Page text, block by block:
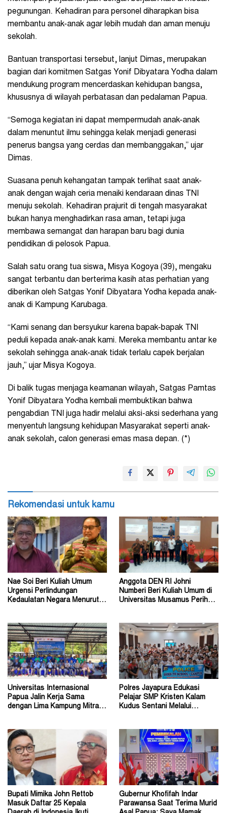
pegunungan. Kehadiran para personel diharapkan bisa
membantu anak-anak agar lebih mudah dan aman menuju
sekolah.
Bantuan transportasi tersebut, lanjut Dimas, merupakan
bagian dari komitmen Satgas Yonif Dibyatara Yodha dalam
mendukung program mencerdaskan kehidupan bangsa,
khususnya di wilayah perbatasan dan pedalaman Papua.
“Semoga kegiatan ini dapat mempermudah anak-anak
dalam menuntut ilmu sehingga kelak menjadi generasi
penerus bangsa yang cerdas dan membanggakan,” ujar
Dimas.
Suasana penuh kehangatan tampak terlihat saat anak-
anak dengan wajah ceria menaiki kendaraan dinas TNI
menuju sekolah. Kehadiran prajurit di tengah masyarakat
bukan hanya menghadirkan rasa aman, tetapi juga
membawa semangat dan harapan baru bagi dunia
pendidikan di pelosok Papua.
Salah satu orang tua siswa, Misya Kogoya (39), mengaku
sangat terbantu dan berterima kasih atas perhatian yang
diberikan oleh Satgas Yonif Dibyatara Yodha kepada anak-
anak di Kampung Karubaga.
“Kami senang dan bersyukur karena bapak-bapak TNI
peduli kepada anak-anak kami. Mereka membantu antar ke
sekolah sehingga anak-anak tidak terlalu capek berjalan
jauh,” ujar Misya Kogoya.
Di balik tugas menjaga keamanan wilayah, Satgas Pamtas
Yonif Dibyatara Yodha kembali membuktikan bahwa
pengabdian TNI juga hadir melalui aksi-aksi sederhana yang
menyentuh langsung kehidupan Masyarakat seperti anak-
anak sekolah, calon generasi emas masa depan. (*)
Rekomendasi untuk kamu
Nae Soi Beri Kuliah Umum
Urgensi Perlindungan
Kedaulatan Negara Menurut
Anggota DEN RI Johni
Numberi Beri Kuliah Umum di
Universitas Musamus Perihal
Universitas Internasional
Papua Jalin Kerja Sama
dengan Lima Kampung Mitra di
Polres Jayapura Edukasi
Pelajar SMP Kristen Kalam
Kudus Sentani Melalui
Bupati Mimika John Rettob
Masuk Daftar 25 Kepala
Gubernur Khofifah Indar
Parawansa Saat Terima Murid